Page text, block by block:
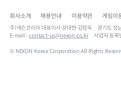
회사소개 채용안내 이용약관 게임이
주)넥슨코리아 대표이사 강대현·김정욱 경기도
E-mail :contact-us@nexon.co.kr사업자 등록
© NEXON Korea Corporation All Rights